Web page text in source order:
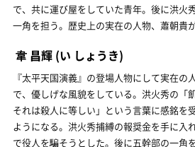
で、共に運び屋をしていた青年。後に洪火
一角を担う。歴史上の実在の人物、蕭朝貴
韋 昌輝 (い しょうき)
『太平天国演義』の登場人物にして実在の
で、優しげな風貌をしている。洪火秀の「
それは殺人に等しい」という言葉に感銘を
ようになる。洪火秀捕縛の報奨金を手に入
で役人を騙そうとした。後に五幹部の一角